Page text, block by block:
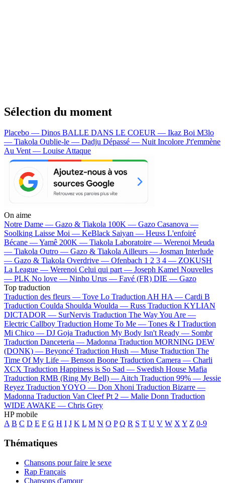
Sélection du moment
Placebo — Dinos BALLE DANS LE COEUR — Ikaz Boi M3lo
— Tiakola Oublie-le — Dadju Dépassé — Nuit Incolore J't'emmène
Au Vent — Louise Attaque
On aime
Notre Dame — Gazo & Tiakola 100K — Gazo Casanova —
Soolking Laisse Moi — KeBlack Saiyan — Heuss L'enfoiré
Bécane —Yamê 200K — Tiakola Laboratoire — Werenoi Meuda
— Tiakola Outro — Gazo & TiakolaAilleurs — Josman Interlude
— Gazo & Tiakola Overdrive — Ofenbach 1 2 3 4 — ZOKUSH
La League — Werenoi Celui qui part — Joseph Kamel Nouvelles
— PLK No love — Ninho Urus — Favé (FR) DIE — Gazo
Top traduction
Traduction des fleurs — Tove Lo Traduction AH HA — Cardi B
Traduction Coulda Shoulda Woulda — Russ Traduction KYLIAN
DICTADOR — SurNervis Traduction The Way You Are —
Electric Callboy Traduction Home To Me — Tones & I Traduction
Mi Chico — DJ Goja Traduction My Body Isn't Ready — Sombr
Traduction Danceteria — Madonna Traduction MORNING DEW
(DONK) — Beyoncé Traduction Hush — Muse Traduction The
Time Of My Life — Benson Boone Traduction Camera — Charli
XCX Traduction Happiness is So Sad — Swedish House Mafia
Traduction RMB (Ring My Bell) —Aitch Traduction 99% — Jessie
Reyez Traduction YOYO — Don Xhoni Traduction Bizarre —
Madonna Traduction Van Cleef Pt 2 — Malie Donn Traduction
WIDE AWAKE — Chris Grey
HP mobile
A B C D E F G H I J K L M N O P Q R S T U V W XY Z 0-9
Thématiques
Chansons pour faire le sexe
Rap Français
Chansons d'amour